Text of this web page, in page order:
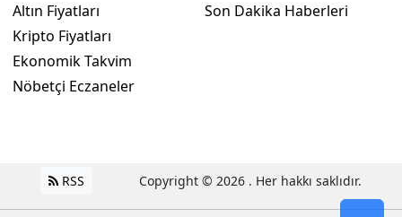
Altın Fiyatları
Kripto Fiyatları
Ekonomik Takvim
Nöbetçi Eczaneler
Son Dakika Haberleri
RSS Copyright © 2026 . Her hakkı saklıdır.